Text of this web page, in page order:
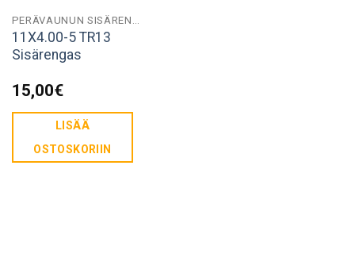
11X4.00-5 TR13
Sisärengas
15,00€
LISÄÄ
OSTOSKORIIN